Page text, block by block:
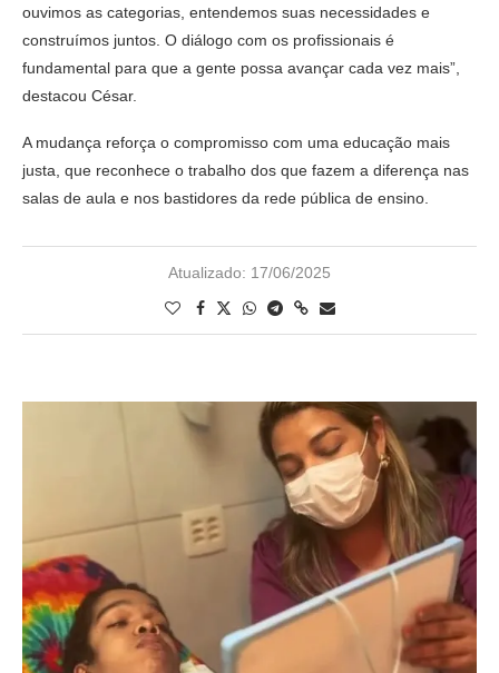
ouvimos as categorias, entendemos suas necessidades e
construímos juntos. O diálogo com os profissionais é
fundamental para que a gente possa avançar cada vez mais”,
destacou César.
A mudança reforça o compromisso com uma educação mais
justa, que reconhece o trabalho dos que fazem a diferença nas
salas de aula e nos bastidores da rede pública de ensino.
Atualizado: 17/06/2025